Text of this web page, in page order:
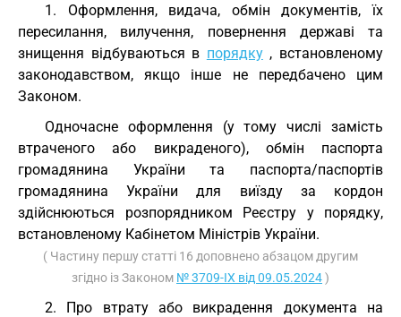
1. Оформлення, видача, обмін документів, їх
пересилання, вилучення, повернення державі та
знищення відбуваються в порядку, встановленому
законодавством, якщо інше не передбачено цим
Законом.
Одночасне оформлення (у тому числі замість
втраченого або викраденого), обмін паспорта
громадянина України та паспорта/паспортів
громадянина України для виїзду за кордон
здійснюються розпорядником Реєстру у порядку,
встановленому Кабінетом Міністрів України.
( Частину першу статті 16 доповнено абзацом другим
згідно із Законом № 3709-IX від 09.05.2024)
2. Про втрату або викрадення документа на